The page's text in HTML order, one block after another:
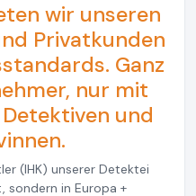
wir unseren
Privatkunden
Ganz
nur mit
und
(IHK) unserer Detektei
sondern in Europa +